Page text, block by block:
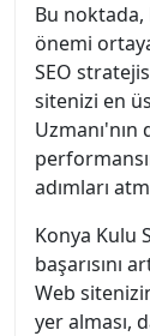
Bu noktada,
önemi
SEO
sitenizi en
adımları
Konya Kulu
başarısını
Web
yer alması,